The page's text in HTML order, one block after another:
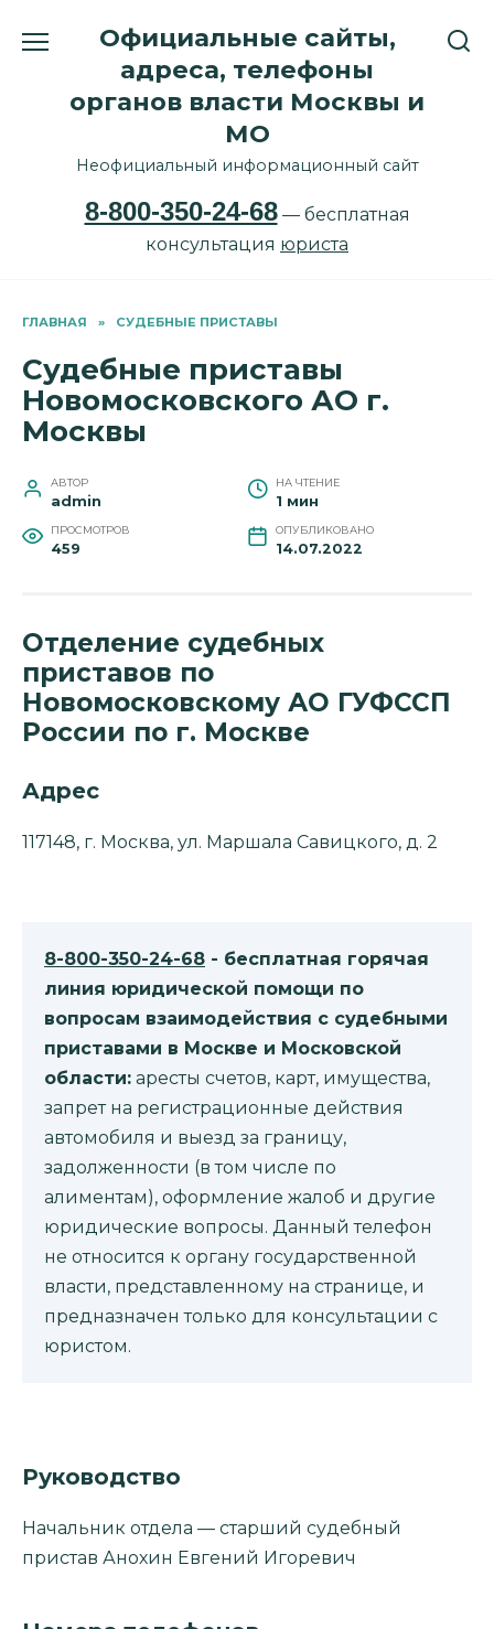
Официальные сайты,
адреса, телефоны
органов власти Москвы и
МО
Неофициальный информационный сайт
8-800-350-24-68— бесплатная
консультация юриста
ГЛАВНАЯ » СУДЕБНЫЕ ПРИСТАВЫ
Судебные приставы
Новомосковского АО г.
Москвы
АВТОР
admin
НА ЧТЕНИЕ
1 мин
ПРОСМОТРОВ
459
ОПУБЛИКОВАНО
14.07.2022
Отделение судебных
приставов по
Новомосковскому АО ГУФССП
России по г. Москве
Адрес
117148, г. Москва, ул. Маршала Савицкого, д. 2
8-800-350-24-68 - бесплатная горячая
линия юридической помощи по
вопросам взаимодействия с судебными
приставами в Москве и Московской
области: аресты счетов, карт, имущества,
запрет на регистрационные действия
автомобиля и выезд за границу,
задолженности (в том числе по
алиментам), оформление жалоб и другие
юридические вопросы. Данный телефон
не относится к органу государственной
власти, представленному на странице, и
предназначен только для консультации с
юристом.
Руководство
Начальник отдела — старший судебный
пристав Анохин Евгений Игоревич